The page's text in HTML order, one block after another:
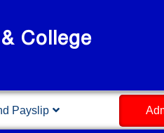
College
Payslip